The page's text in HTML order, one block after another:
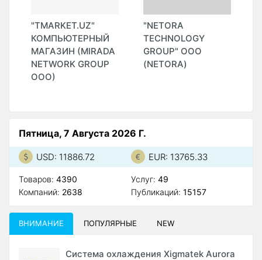
"TMARKET.UZ"
КОМПЬЮТЕРНЫЙ
МАГАЗИН (MIRADA
NETWORK GROUP
ООО)
"NETORA
TECHNOLOGY
GROUP" ООО
(NETORA)
Пятница, 7 Августа 2026 Г.
USD: 11886.72 EUR: 13765.33
Товаров: 4390
Компаний: 2638
Услуг: 49
Публикаций: 15157
ВНИМАНИЕ ПОПУЛЯРНЫЕ NEW
Система охлаждения Xigmatek Aurora